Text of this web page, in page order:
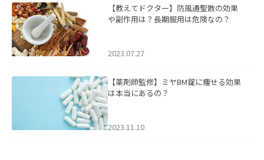
【教えてドクター】防風通聖散の効果
や副作用は？長期服用は危険なの？
2023.07.27
【薬剤師監修】ミヤBM錠に痩せる効果
は本当にあるの？
2023.11.10